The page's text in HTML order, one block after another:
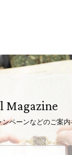
Magazine
ンペーンなどのご案